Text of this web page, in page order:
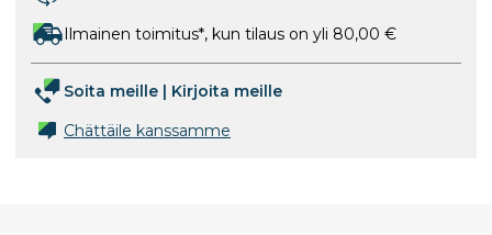
Ilmainen toimitus*, kun tilaus on yli 80,00 €
Soita meille | Kirjoita meille
Chättäile kanssamme